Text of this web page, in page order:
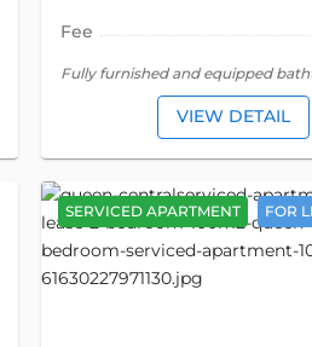
Fee
Fully furnished and equipped
VIEW DETAIL
SERVICED APARTMENT FOR